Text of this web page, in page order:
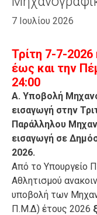
7 Ιουλίου 2026
Τρίτη 7-7-2026
έως και την
24:00
Α. Υποβολή
εισαγωγή στην
Παράλληλου
εισαγωγή σε
2026.
Από το Υπουργείο
Αθλητισμού
υποβολή των
Π.Μ.Δ) έτους 2026